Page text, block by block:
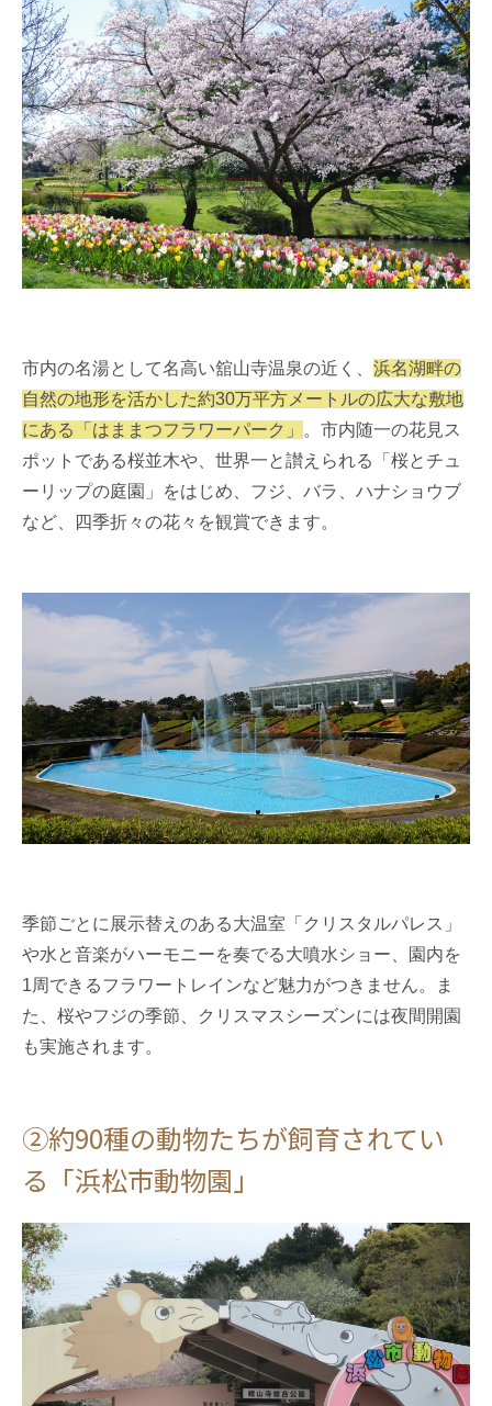
市内の名湯として名高い舘山寺温泉の近く、 浜名湖畔の
自然の地形を活かした約30万平方メートルの広大な敷地
にある「はままつフラワーパーク」
。市内随一の花見ス
ポットである桜並木や、世界一と讃えられる「桜とチュ
ーリップの庭園」をはじめ、フジ、バラ、ハナショウブ
など、四季折々の花々を観賞できます。
季節ごとに展示替えのある大温室「クリスタルパレス」
や水と音楽がハーモニーを奏でる大噴水ショー、園内を
1周できるフラワートレインなど魅力がつきません。ま
た、桜やフジの季節、クリスマスシーズンには夜間開園
も実施されます。
②約90種の動物たちが飼育されてい
る「浜松市動物園」